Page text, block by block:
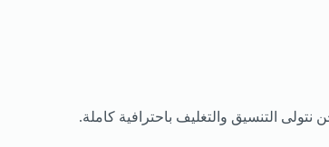
نتولى التنسيق والتغليف باحترافية كاملة.